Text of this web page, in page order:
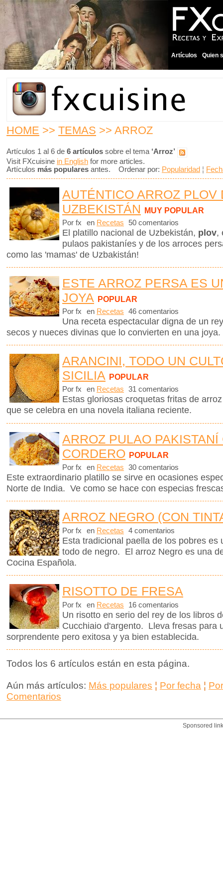
Artículos Quien
HOME >> TEMAS >> ARROZ
Artículos 1 al 6 de 6 artículos sobre el tema ‘Arroz’
Visit FXcuisine in English for more articles.
Artículos más populares antes. Ordenar por: Popularidad ¦
AUTÉNTICO ARROZ PLOV
UZBEKISTÁN MUY POPULAR
Por fx en Recetas 50 comentarios
El platillo nacional de Uzbekistán, plov,
pulaos pakistaníes y de los arroces
como las 'mamas' de Uzbakistán!
ESTE ARROZ PERSA ES
JOYA POPULAR
Por fx en Recetas 46 comentarios
Una receta espectacular digna de un
secos y nueces divinas que lo convierten en una
ARANCINI, TODO UN
SICILIA
POPULAR
Por fx en Recetas 31 comentarios
Estas gloriosas croquetas fritas de
que se celebra en una novela italiana reciente.
ARROZ PULAO PAKISTANÍ
CORDERO POPULAR
Por fx en Recetas 30 comentarios
Este extraordinario platillo se sirve en ocasiones
Norte de India. Ve como se hace con especias
ARROZ NEGRO (CON
Por fx en Recetas 4 comentarios
Esta tradicional paella de los pobres es
todo de negro. El arroz Negro es una
Cocina Española.
RISOTTO DE FRESA
Por fx en Recetas 16 comentarios
Un risotto en serio del rey de los libros
Cucchiaio d'argento. Lleva fresas para
sorprendente pero exitosa y ya bien establecida.
Todos los 6 artículos están en esta página.
Aún más artículos: Más populares ¦ Por fecha ¦
Comentarios
Sponsored